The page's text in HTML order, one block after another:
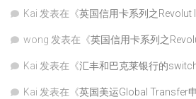
Kai 发表在《英国信用卡系列之Revolut
wong 发表在《英国信用卡系列之
Kai 发表在《汇丰和巴克莱银行的
Kai 发表在《英国美运Global Transfer